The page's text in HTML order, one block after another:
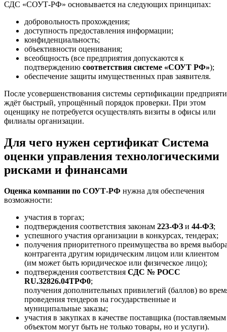
СДС «СОУТ-РФ» основывается на следующих принципах:
добровольность прохождения;
доступность предоставления информации;
конфиденциальность;
объективности оценивания;
всеобщность (все предприятия допускаются к
подтверждению соответствия системе «СОУТ РФ»);
обеспечение защиты имущественных прав заявителя.
После усовершенствования системы сертификации
ждёт быстрый, упрощённый порядок проверки. При этом
оценщику не потребуется осуществлять визиты в офисы или
филиалы организации.
Для чего нужен сертификат Система
оценки управления технологическими
рисками и финансами
Оценка компании по СОУТ-РФ нужна для обеспечения
возможности:
участия в торгах;
подтверждения соответствия законам 223-ФЗ и 44-ФЗ;
успешного участия организации в конкурсах, тендерах;
получения приоритетного преимущества во время
контрагента другим юридическим лицом или клиентом
(им может быть юридическое или физическое лицо);
подтверждения соответствия СДС № РОСС
RU.З2826.04ТРФ0;
получения дополнительных привилегий (баллов) во
проведения тендеров на государственные и
муниципальные заказы;
участия в закупках в качестве поставщика (поставляемым
объектом могут быть не только товары, но и услуги).